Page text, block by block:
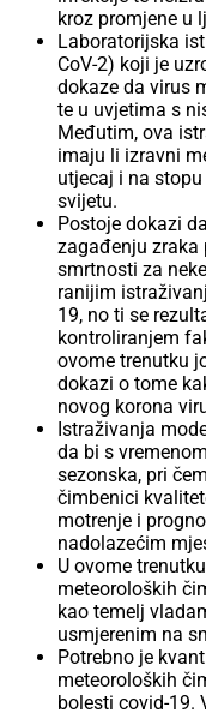
kroz promjene u
Laboratorijska
CoV-2) koji je
dokaze da virus
te u uvjetima s
Međutim, ova
imaju li izravni
utjecaj i na
svijetu.
Postoje dokazi
zagađenju zraka
smrtnosti za
ranijim
19, no ti se
kontroliranjem
ovome trenutku
dokazi o tome
novog korona
Istraživanja
da bi s
sezonska, pri
čimbenici
motrenje i
nadolazećim
U ovome
meteoroloških
kao temelj
usmjerenim na
Potrebno je
meteoroloških
bolesti covid-19.